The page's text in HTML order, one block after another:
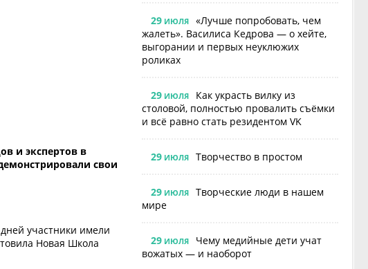
и экспертов в
свои
участники имели
Новая Школа
29ИЮЛЯ
«Лучше попробовать, чем
жалеть». Василиса Кедрова — о хейте,
выгорании и первых неуклюжих
роликах
29ИЮЛЯ
Как украсть вилку из
столовой, полностью провалить съёмки
и всё равно стать резидентом VK
29ИЮЛЯ Творчество в простом
29ИЮЛЯ
Творческие люди в нашем
мире
29ИЮЛЯ
Чему медийные дети учат
вожатых — и наоборот